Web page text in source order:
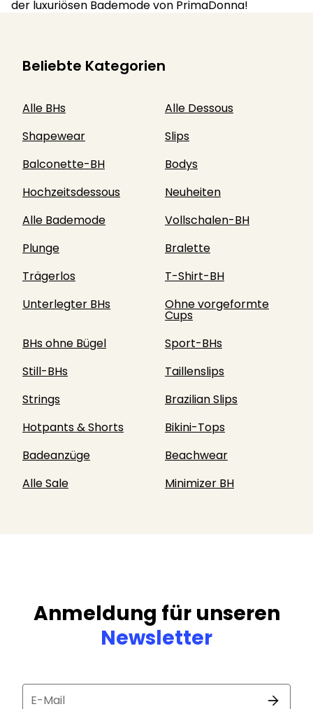
der luxuriösen Bademode von PrimaDonna!
Beliebte Kategorien
Alle BHs
Alle Dessous
Shapewear
Slips
Balconette-BH
Bodys
Hochzeitsdessous
Neuheiten
Alle Bademode
Vollschalen-BH
Plunge
Bralette
Trägerlos
T-Shirt-BH
Unterlegter BHs
Ohne vorgeformte
Cups
BHs ohne Bügel
Sport-BHs
Still-BHs
Taillenslips
Strings
Brazilian Slips
Hotpants & Shorts
Bikini-Tops
Badeanzüge
Beachwear
Alle Sale
Minimizer BH
Anmeldung für unseren
Newsletter
E-Mail